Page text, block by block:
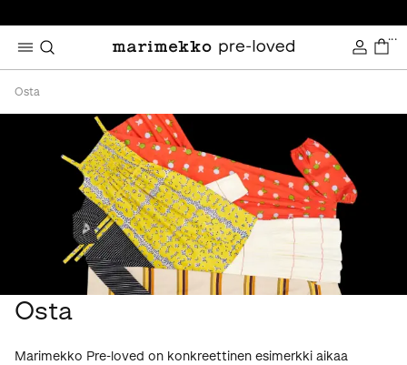
...
Osta
Osta
Marimekko Pre-loved on konkreettinen esimerkki aikaa